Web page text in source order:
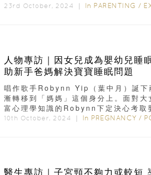
制能力...
23rd October, 2024 ｜ In PARENTING /
人物專訪｜因女兒成為嬰幼兒
助新手爸媽解決寶寶睡眠問題
唱作歌手Robynn Yip（葉中月）誕下
漸轉移到「媽媽」這個身分上。面對
富心理學知識的Robynn下定決心考取
10th October, 2024 ｜ In PREGNANCY /
醫生專訪｜子宮頸不夠力或較短 導致孕中期流產或早